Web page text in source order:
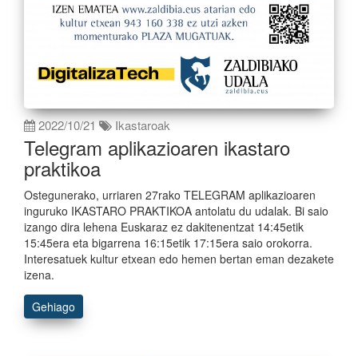
2022/10/21 Ikastaroak
Telegram aplikazioaren ikastaro
praktikoa
Ostegunerako, urriaren 27rako TELEGRAM aplikazioaren
inguruko IKASTARO PRAKTIKOA antolatu du udalak. Bi saio
izango dira lehena Euskaraz ez dakitenentzat 14:45etik
15:45era eta bigarrena 16:15etik 17:15era saio orokorra.
Interesatuek kultur etxean edo hemen bertan eman dezakete
izena.
Gehiago